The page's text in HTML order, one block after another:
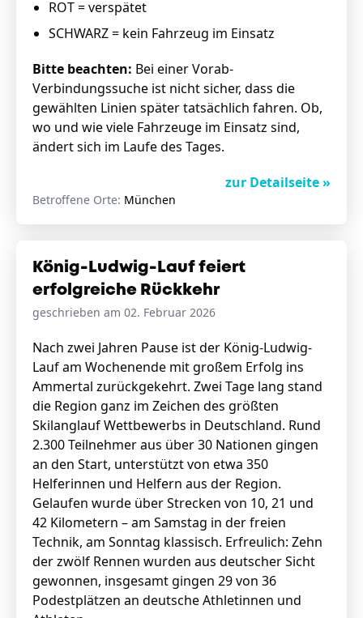
ROT = verspätet
SCHWARZ = kein Fahrzeug im Einsatz
Bitte beachten: Bei einer Vorab-
Verbindungssuche ist nicht sicher, dass die
gewählten Linien später tatsächlich fahren. Ob,
wo und wie viele Fahrzeuge im Einsatz sind,
ändert sich im Laufe des Tages.
zur Detailseite »
Betroffene Orte: München
König-Ludwig-Lauf feiert
erfolgreiche Rückkehr
geschrieben am 02. Februar 2026
Nach zwei Jahren Pause ist der König-Ludwig-
Lauf am Wochenende mit großem Erfolg ins
Ammertal zurückgekehrt. Zwei Tage lang stand
die Region ganz im Zeichen des größten
Skilanglauf Wettbewerbs in Deutschland. Rund
2.300 Teilnehmer aus über 30 Nationen gingen
an den Start, unterstützt von etwa 350
Helferinnen und Helfern aus der Region.
Gelaufen wurde über Strecken von 10, 21 und
42 Kilometern – am Samstag in der freien
Technik, am Sonntag klassisch. Erfreulich: Zehn
der zwölf Rennen wurden aus deutscher Sicht
gewonnen, insgesamt gingen 29 von 36
Podestplätzen an deutsche Athletinnen und